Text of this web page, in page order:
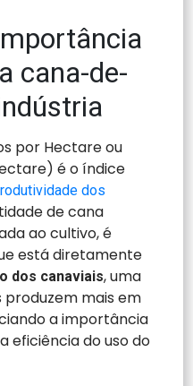
cana-de-
por Hectare ou
é o índice
dos
de cana
ao cultivo, é
está diretamente
dos canaviais, uma
produzem mais em
a importância
eficiência do uso do